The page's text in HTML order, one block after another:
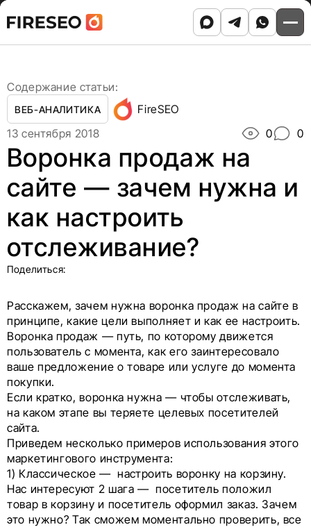
Skip
toСсылки
хлебных
Ссылки
хлебных
Воронка продаж на сайте — зачем нужна и как
Содержание статьи:
ВЕБ-АНАЛИТИКА
FireSEO
13 сентября 2018
0 0
Воронка продаж на
сайте — зачем нужна и
как настроить
отслеживание?
Поделиться:
Расскажем, зачем нужна воронка продаж на сайте в
принципе, какие цели выполняет и как ее настроить.
Воронка продаж — путь, по которому движется
пользователь с момента, как его заинтересовало
ваше предложение о товаре или услуге до момента
покупки.
Если кратко, воронка нужна — чтобы отслеживать,
на каком этапе вы теряете целевых посетителей
сайта.
Приведем несколько примеров использования этого
маркетингового инструмента:
1) Классическое — настроить воронку на корзину.
Нас интересуют 2 шага — посетитель положил
товар в корзину и посетитель оформил заказ. Зачем
это нужно? Так сможем моментально проверить, все